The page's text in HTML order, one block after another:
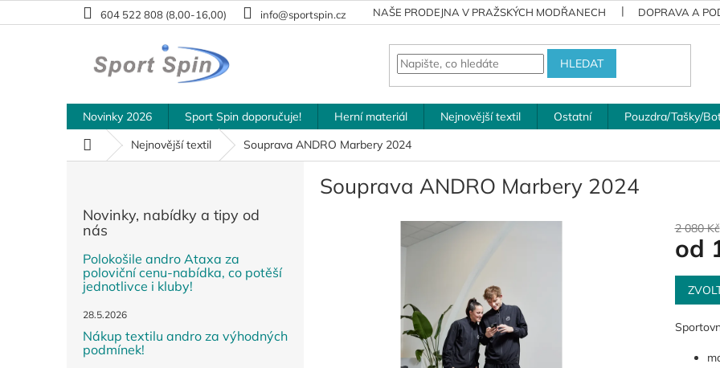
na
604 522 808 (8,00-16,00) info@sportspin.cz NAŠE PRODEJNA V PRAŽSKÝCH MODŘANECH DOPRAVA A
HLEDAT
Novinky 2026 Sport Spin doporučuje! Herní materiál Nejnovější textil Ostatní Pouzdra/Tašky/
Domů
Nejnovější textil Souprava ANDRO Marbery 2024
Novinky, nabídky a tipy od
nás
Polokošile andro Ataxa za
poloviční cenu-nabídka, co potěší
jednotlivce i kluby!
28.5.2026
Nákup textilu andro za výhodných
podmínek!
Souprava ANDRO Marbery 2024
2 080 Kč
od
Měrná
cena: